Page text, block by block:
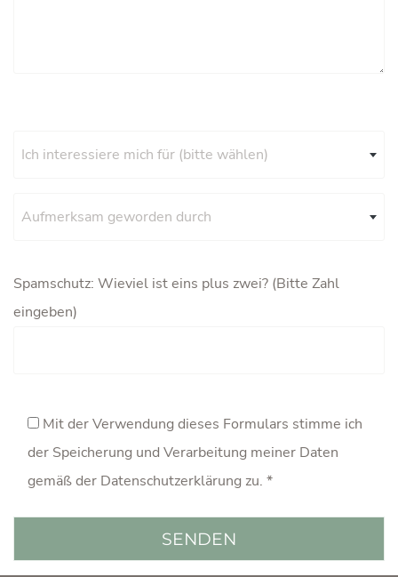
Ich interessiere mich für (bitte wählen)
Aufmerksam geworden durch
Spamschutz: Wieviel ist eins plus zwei? (Bitte Zahl
eingeben)
Mit der Verwendung dieses Formulars stimme ich
der Speicherung und Verarbeitung meiner Daten
gemäß der Datenschutzerklärung zu. *